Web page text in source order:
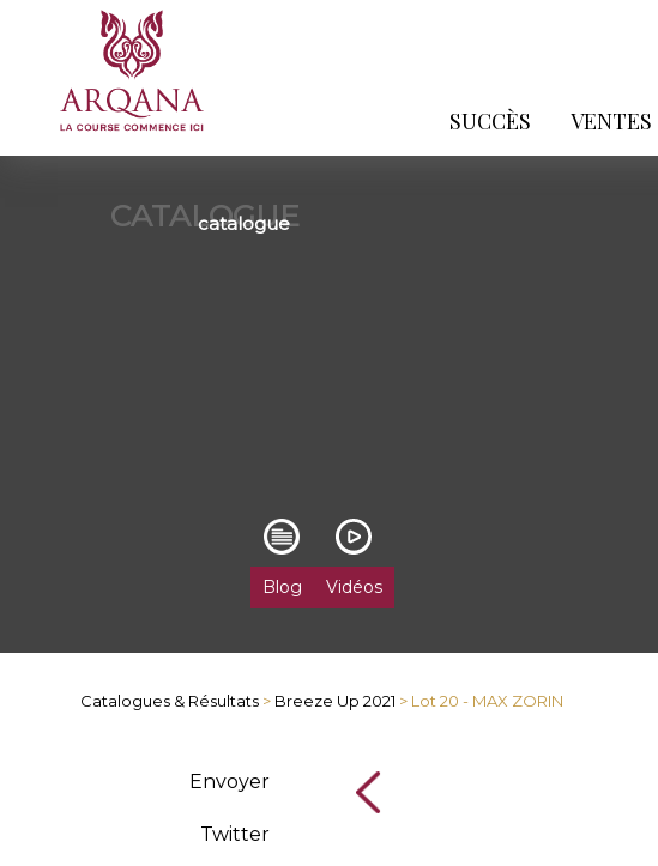
SUCCÈS VENTES
CATALOGUE
catalogue
Blog Vidéos
Catalogues & Résultats > Breeze Up 2021 > Lot 20 - MAX ZORIN
Envoyer
Twitter